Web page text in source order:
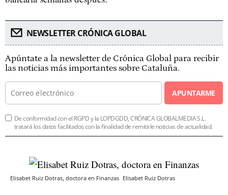
NEWSLETTER CRÓNICA GLOBAL
Apúntate a la newsletter de Crónica Global para recibir
las noticias más importantes sobre Cataluña.
APUNTARME
De conformidad con el RGPD y la LOPDGDD, CRÓNICA GLOBALMEDIA S.L.
tratará los datos facilitados con la finalidad de remitirle noticias de actualidad.
Elisabet Ruiz Dotras, doctora en Finanzas Elisabet Ruiz Dotras